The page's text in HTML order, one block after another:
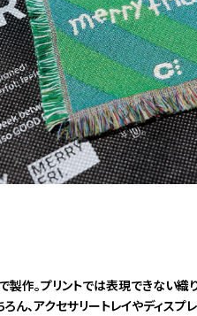
製作。プリントでは表現できない織
ん、アクセサリートレイやディスプ